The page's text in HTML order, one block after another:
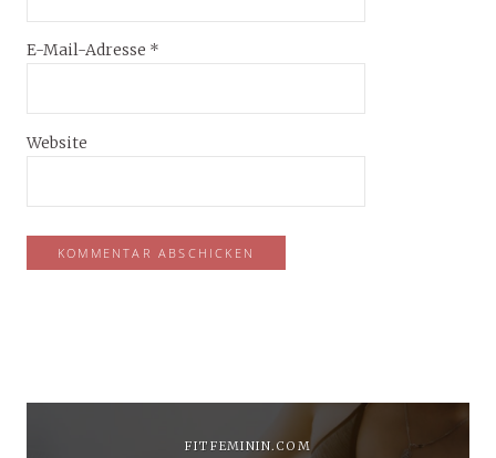
E-Mail-Adresse *
Website
FITFEMININ.COM